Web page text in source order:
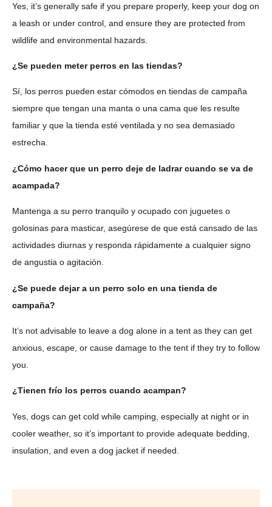
Yes, it’s generally safe if you prepare properly, keep your dog on
a leash or under control, and ensure they are protected from
wildlife and environmental hazards.
¿Se pueden meter perros en las tiendas?
Sí, los perros pueden estar cómodos en tiendas de campaña
siempre que tengan una manta o una cama que les resulte
familiar y que la tienda esté ventilada y no sea demasiado
estrecha.
¿Cómo hacer que un perro deje de ladrar cuando se va de
acampada?
Mantenga a su perro tranquilo y ocupado con juguetes o
golosinas para masticar, asegúrese de que está cansado de las
actividades diurnas y responda rápidamente a cualquier signo
de angustia o agitación.
¿Se puede dejar a un perro solo en una tienda de
campaña?
It’s not advisable to leave a dog alone in a tent as they can get
anxious, escape, or cause damage to the tent if they try to follow
you.
¿Tienen frío los perros cuando acampan?
Yes, dogs can get cold while camping, especially at night or in
cooler weather, so it’s important to provide adequate bedding,
insulation, and even a dog jacket if needed.